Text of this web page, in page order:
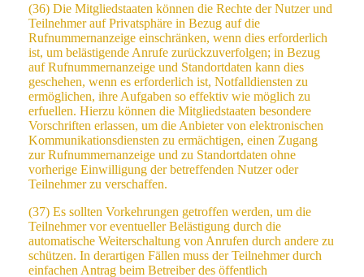
(36) Die Mitgliedstaaten können die Rechte der Nutzer und
Teilnehmer auf Privatsphäre in Bezug auf die
Rufnummernanzeige einschränken, wenn dies erforderlich
ist, um belästigende Anrufe zurückzuverfolgen; in Bezug
auf Rufnummernanzeige und Standortdaten kann dies
geschehen, wenn es erforderlich ist, Notfalldiensten zu
ermöglichen, ihre Aufgaben so effektiv wie möglich zu
erfuellen. Hierzu können die Mitgliedstaaten besondere
Vorschriften erlassen, um die Anbieter von elektronischen
Kommunikationsdiensten zu ermächtigen, einen Zugang
zur Rufnummernanzeige und zu Standortdaten ohne
vorherige Einwilligung der betreffenden Nutzer oder
Teilnehmer zu verschaffen.
(37) Es sollten Vorkehrungen getroffen werden, um die
Teilnehmer vor eventueller Belästigung durch die
automatische Weiterschaltung von Anrufen durch andere zu
schützen. In derartigen Fällen muss der Teilnehmer durch
einfachen Antrag beim Betreiber des öffentlich